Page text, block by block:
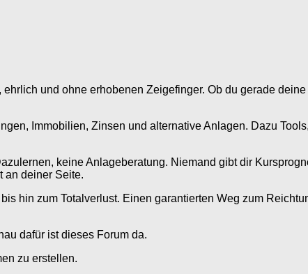
und ohne erhobenen Zeigefinger. Ob du gerade
Immobilien, Zinsen und alternative Anlagen. Dazu
keine Anlageberatung. Niemand gibt dir
an deiner Seite.
hin zum Totalverlust. Einen garantierten Weg zum
dafür ist dieses Forum da.
zu erstellen.